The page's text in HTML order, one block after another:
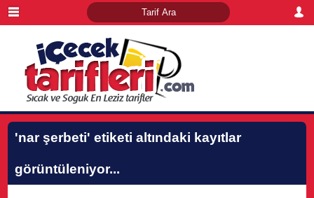
'nar şerbeti' etiketi altındaki kayıtlar
görüntüleniyor...